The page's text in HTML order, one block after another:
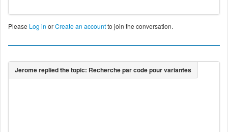
Please Log in orCreate an accountto join the conversation.